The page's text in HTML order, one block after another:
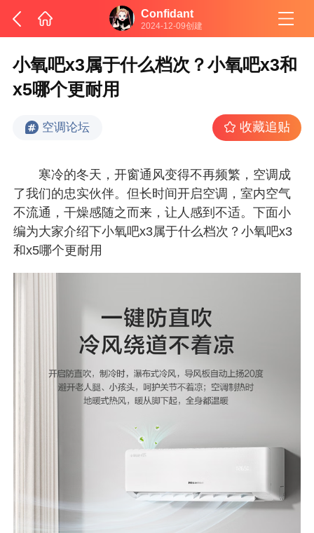
Confidant
2024-12-09创建
小氧吧x3属于什么档次？小氧吧x3和
x5哪个更耐用
空调论坛 收藏追贴
寒冷的冬天，开窗通风变得不再频繁，空调成
了我们的忠实伙伴。但长时间开启空调，室内空气
不流通，干燥感随之而来，让人感到不适。下面小
编为大家介绍下小氧吧x3属于什么档次？小氧吧x3
和x5哪个更耐用